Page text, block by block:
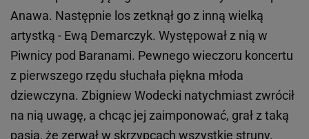
Anawa. Następnie los zetknął go z inną wielką
artystką - Ewą Demarczyk. Występował z nią w
Piwnicy pod Baranami. Pewnego wieczoru koncertu
z pierwszego rzędu słuchała piękna młoda
dziewczyna. Zbigniew Wodecki natychmiast zwrócił
na nią uwagę, a chcąc jej zaimponować, grał z taką
pasją, że zerwał w skrzypcach wszystkie struny.